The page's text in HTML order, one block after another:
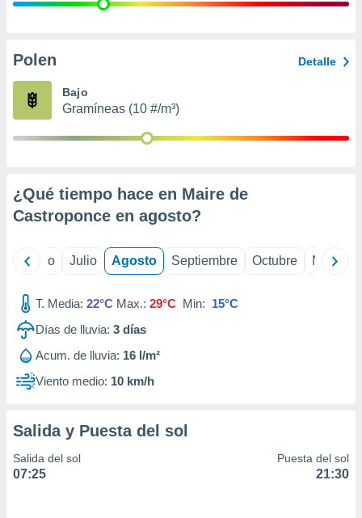
e
publicidad
Polen Detalle
Bajo
Gramíneas (10 #/m³)
¿Qué tiempo hace en Maire de
Castroponce en agosto?
Junio Julio Agosto Septiembre Octubre
T. Media: 22°C Max.: 29°C Min: 15°C
Días de lluvia: 3 días
Acum. de lluvia: 16 l/m²
Viento medio: 10 km/h
Salida y Puesta del sol
Salida del sol
07:25
Puesta del sol
21:30